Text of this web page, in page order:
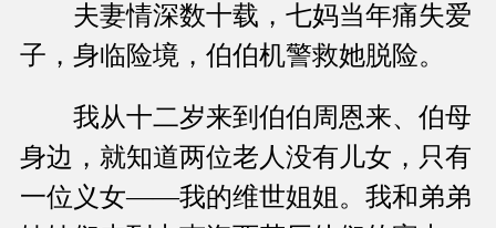
夫妻情深数十载，七妈当年痛失爱
子，身临险境，伯伯机警救她脱险。
我从十二岁来到伯伯周恩来、伯母
身边，就知道两位老人没有儿女，只有
一位义女——我的维世姐姐。我和弟弟